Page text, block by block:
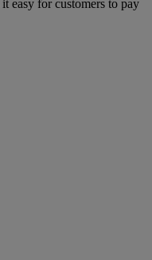
it easy for customers to pay